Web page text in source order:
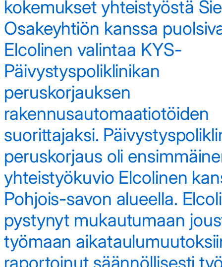
kokemukset yhteistyöstä
Osakeyhtiön kanssa
Elcolinen valintaa KYS-
Päivystyspoliklinikan
peruskorjauksen
rakennusautomaatiotöiden
suorittajaksi.
peruskorjaus oli
yhteistyökuvio Elcolinen
Pohjois-savon alueella.
pystynyt mukautumaan
työmaan
raportoinut säännöllisesti